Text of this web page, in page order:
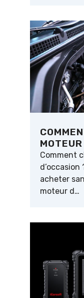
Comment
acheter
moteur d…